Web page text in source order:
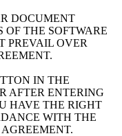
DOCUMENT
OF THE SOFTWARE
PREVAIL OVER
IN THE
AFTER ENTERING
HAVE THE RIGHT
WITH THE